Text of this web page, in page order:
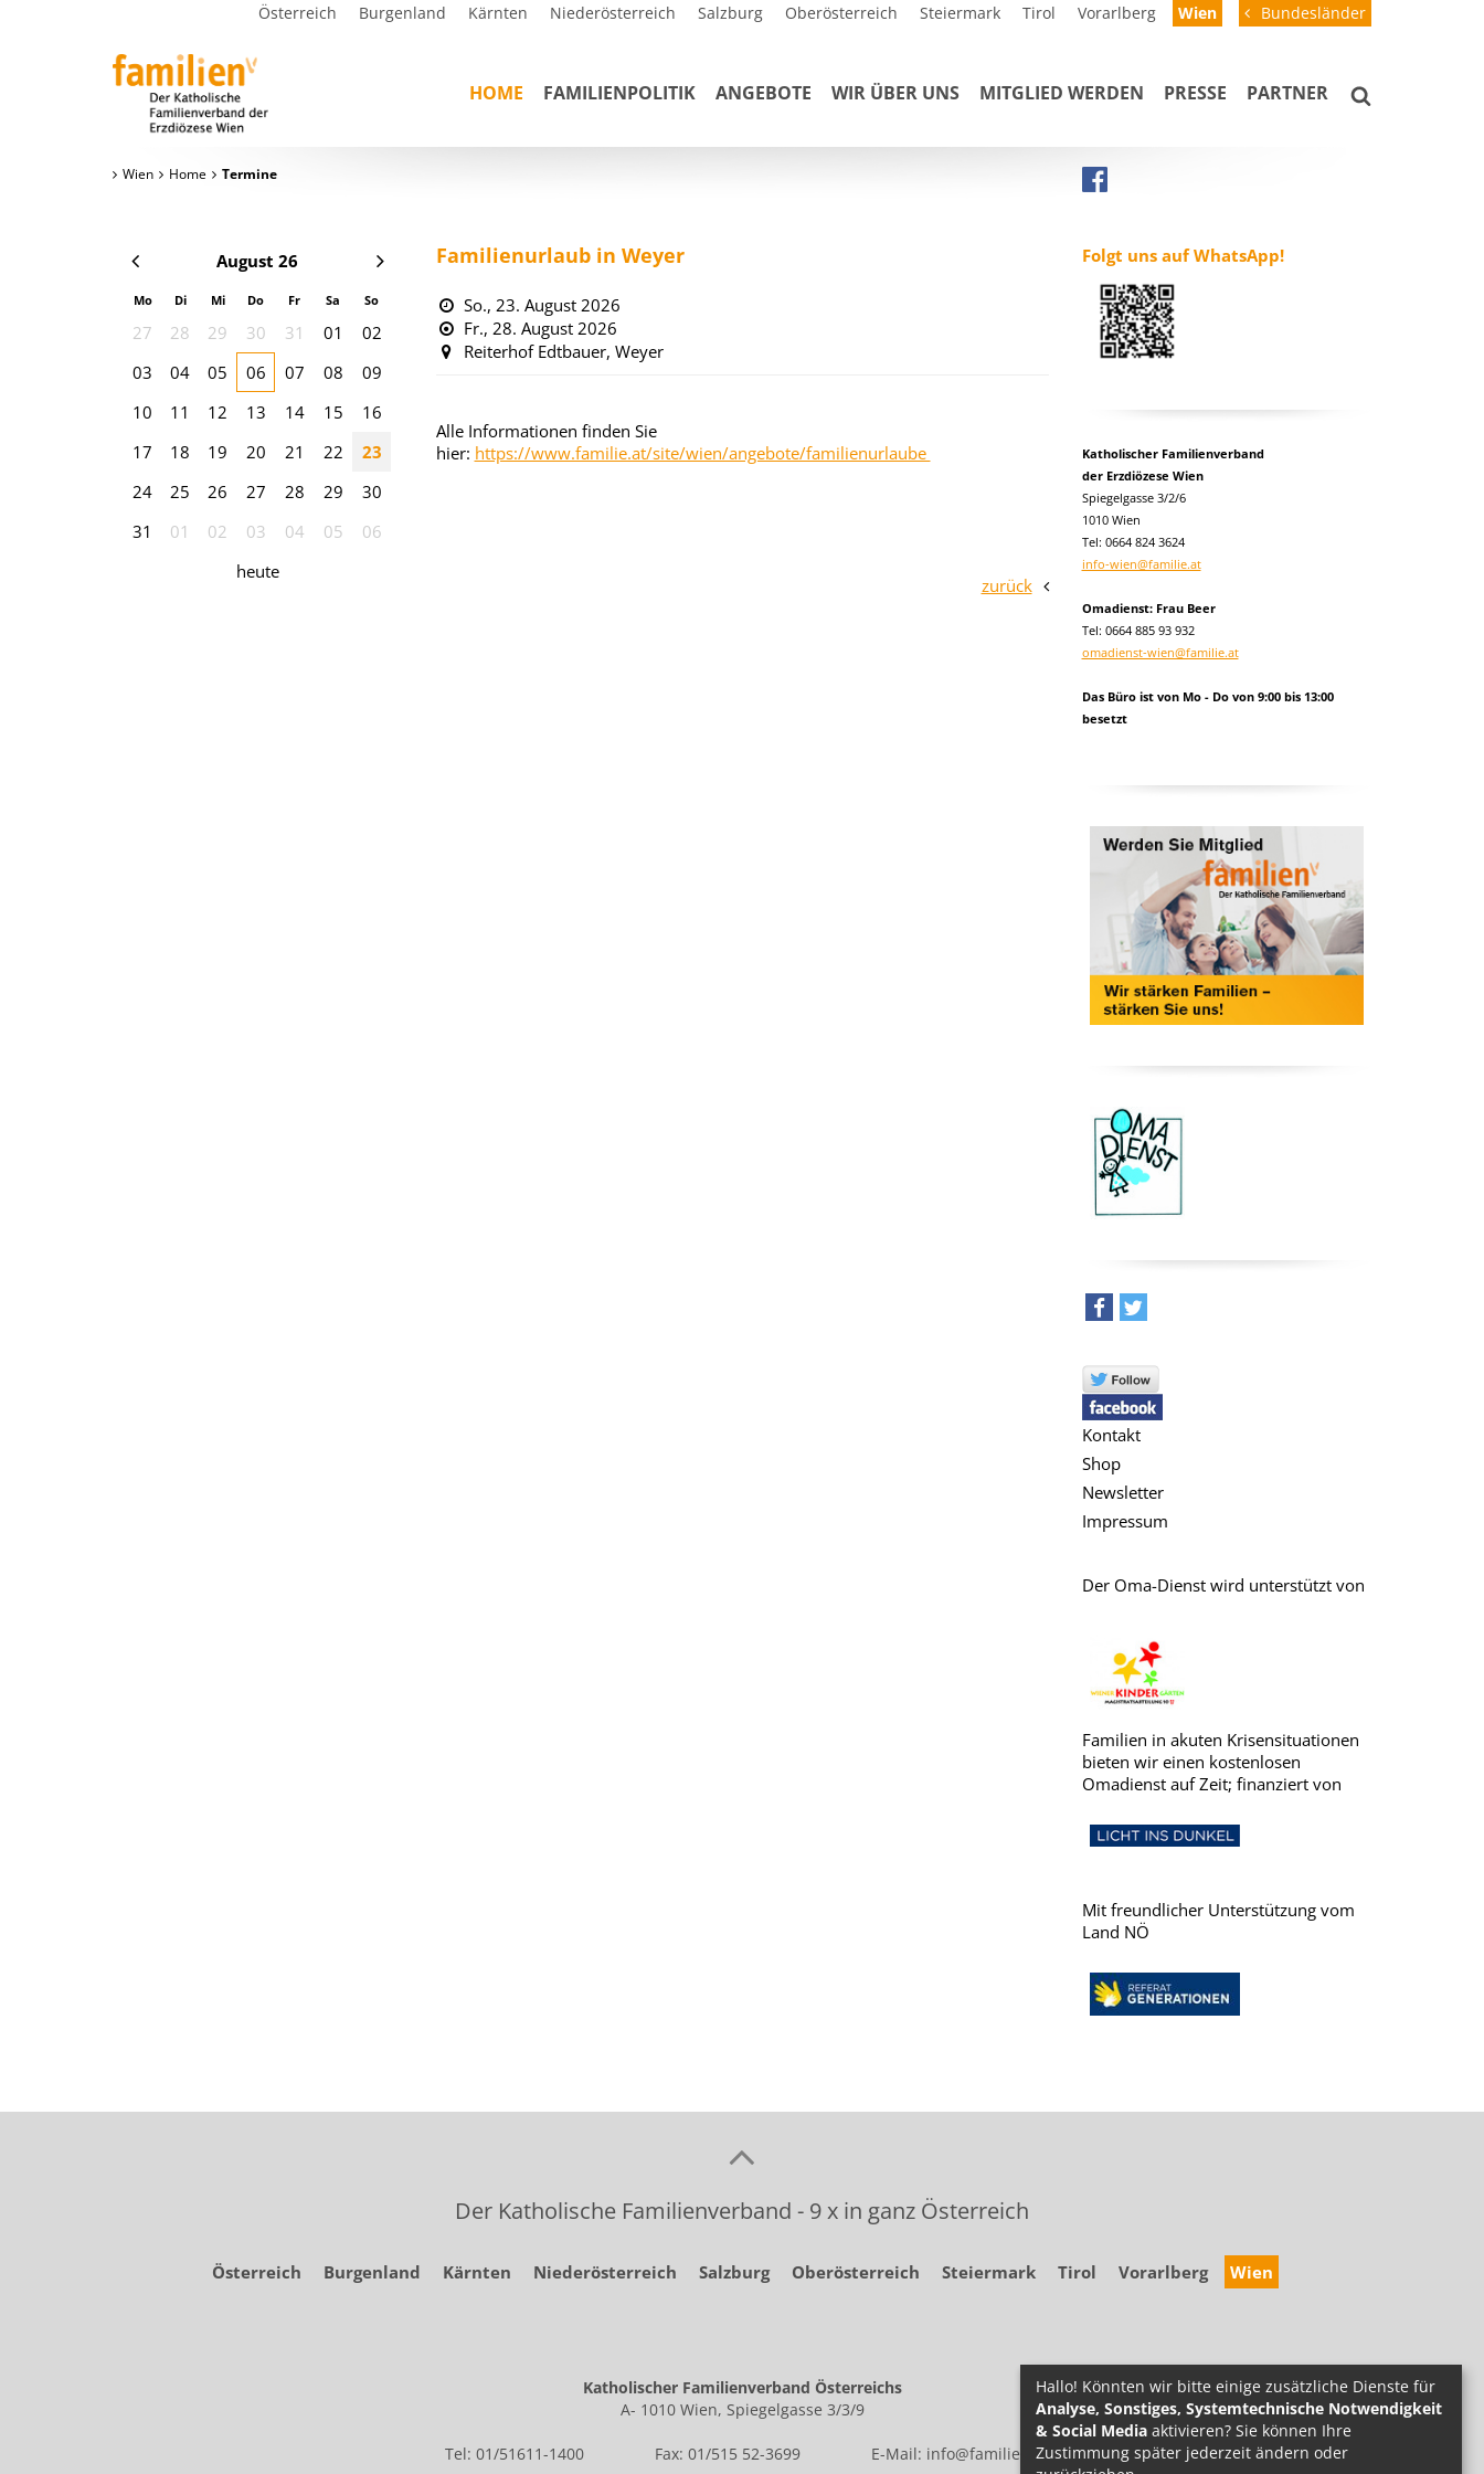
Österreich Burgenland Kärnten Niederösterreich Salzburg Oberösterreich Steiermark Tirol Vorarlberg Wien Bundesländer
HOME FAMILIENPOLITIK ANGEBOTE WIR ÜBER UNS MITGLIED WERDEN PRESSE PARTNER
Wien Home Termine
Familienurlaub in Weyer
So., 23. August 2026
Fr., 28. August 2026
Reiterhof Edtbauer, Weyer
Alle Informationen finden Sie
hier: https://www.familie.at/site/wien/angebote/familienurlaube
zurück
August 26
Mo Di Mi Do Fr Sa So
27 28 29 30 31 01
02
03
04 05 06 07 08
09
10
11 12 13 14 15
16
17
18 19 20 21 22
23
24
25 26 27 28 29
30
31
01 02 03 04 05
06
heute
Folgt uns auf WhatsApp!
Katholischer Familienverband
der Erzdiözese Wien
Spiegelgasse 3/2/6
1010 Wien
Tel: 0664 824 3624
info-wien@familie.at
Omadienst: Frau Beer
Tel: 0664 885 93 932
omadienst-wien@familie.at
Das Büro ist von Mo - Do von 9:00 bis 13:00
besetzt
Kontakt
Shop
Newsletter
Impressum
Der Oma-Dienst wird unterstützt von
Familien in akuten Krisensituationen
bieten wir einen kostenlosen
Omadienst auf Zeit; finanziert von
Mit freundlicher Unterstützung vom
Land NÖ
Der Katholische Familienverband - 9 x in ganz Österreich
Österreich Burgenland Kärnten Niederösterreich Salzburg Oberösterreich Steiermark Tirol Vorarlberg Wien
Katholischer Familienverband Österreichs
A- 1010 Wien, Spiegelgasse 3/3/9
Tel: 01/51611-1400 Fax: 01/515 52-3699 E-Mail: info@familie.at
Hallo! Könnten wir bitte einige zusätzliche Dienste für
Analyse, Sonstiges, Systemtechnische Notwendigkeit
& Social Media aktivieren? Sie können Ihre
Zustimmung später jederzeit ändern oder